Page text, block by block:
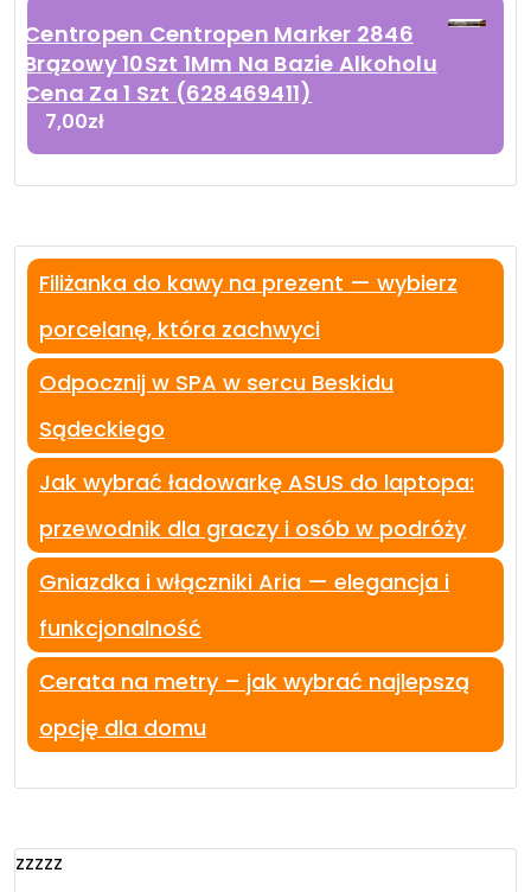
Centropen Centropen Marker 2846
Brązowy 10Szt 1Mm Na Bazie Alkoholu
Cena Za 1 Szt (628469411)
7,00zł
Filiżanka do kawy na prezent — wybierz
porcelanę, która zachwyci
Odpocznij w SPA w sercu Beskidu
Sądeckiego
Jak wybrać ładowarkę ASUS do laptopa:
przewodnik dla graczy i osób w podróży
Gniazdka i włączniki Aria — elegancja i
funkcjonalność
Cerata na metry – jak wybrać najlepszą
opcję dla domu
zzzzz